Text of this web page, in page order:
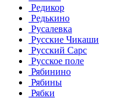
Редикор
Редькино
Русалевка
Русские Чикаши
Русский Сарс
Русское поле
Рябинино
Рябины
Рябки